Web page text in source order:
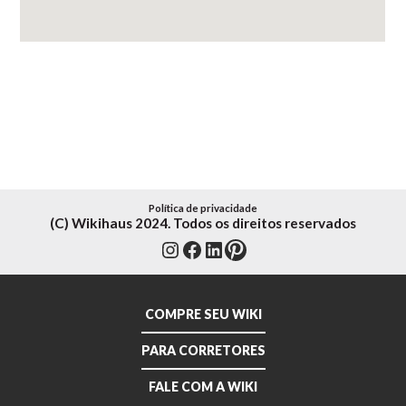
Instagram
Facebook
LinkedIn
Pinterest
Política de privacidade
(C) Wikihaus 2024. Todos os direitos reservados
COMPRE SEU WIKI
PARA CORRETORES
FALE COM A WIKI